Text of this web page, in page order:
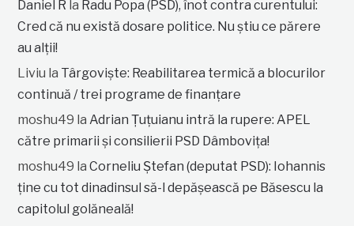
Daniel R la Radu Popa (PSD), înot contra curentului:
Cred că nu există dosare politice. Nu știu ce părere
au alții!
Liviu la Târgoviște: Reabilitarea termică a blocurilor
continuă / trei programe de finanțare
moshu49 la Adrian Țuțuianu intră la rupere: APEL
către primarii și consilierii PSD Dâmbovița!
moshu49 laCorneliu Ștefan (deputat PSD): Iohannis
ține cu tot dinadinsul să-l depășească pe Băsescu la
capitolul golăneală!